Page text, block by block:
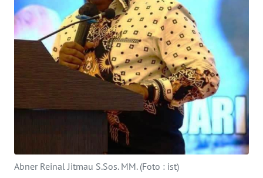
Abner Reinal Jitmau S.Sos. MM. (Foto : ist)
KONTAK
KAMI
SIBER